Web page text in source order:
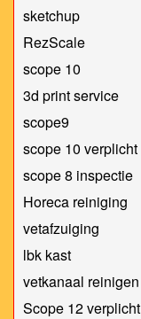
sketchup
RezScale
scope 10
3d print service
scope9
scope 10 verplicht
scope 8 inspectie
Horeca reiniging
vetafzuiging
lbk kast
vetkanaal reinigen
Scope 12 verplicht